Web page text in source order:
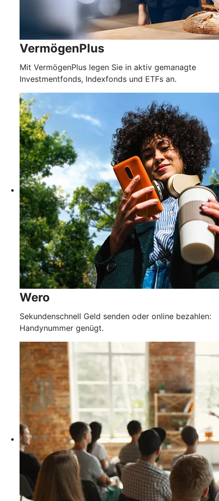
VermögenPlus
Mit VermögenPlus legen Sie in aktiv gemanagte
Investmentfonds, Indexfonds und ETFs an.
Wero
Sekundenschnell Geld senden oder online bezahlen:
Handynummer genügt.